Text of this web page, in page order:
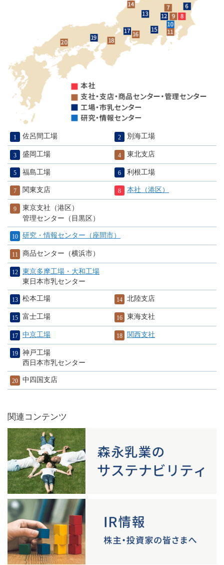
佐呂間工場 別海工場
盛岡工場 東北支店
福島工場 利根工場
関東支店 本社（港区）
東京支社（港区）
管理センター（目黒区）
研究・情報センター（座間市）
商品センター（横浜市）
東京多摩工場・大和工場
東日本市乳センター
松本工場 北陸支店
富士工場 東海支社
中京工場 関西支社
神戸工場
西日本市乳センター
中四国支店
関連コンテンツ